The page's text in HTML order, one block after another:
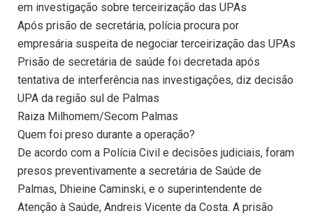
em investigação sobre terceirização das UPAs
Após prisão de secretária, polícia procura por
empresária suspeita de negociar terceirização das UPAs
Prisão de secretária de saúde foi decretada após
tentativa de interferência nas investigações, diz decisão
UPA da região sul de Palmas
Raiza Milhomem/Secom Palmas
Quem foi preso durante a operação?
De acordo com a Polícia Civil e decisões judiciais, foram
presos preventivamente a secretária de Saúde de
Palmas, Dhieine Caminski, e o superintendente de
Atenção à Saúde, Andreis Vicente da Costa. A prisão